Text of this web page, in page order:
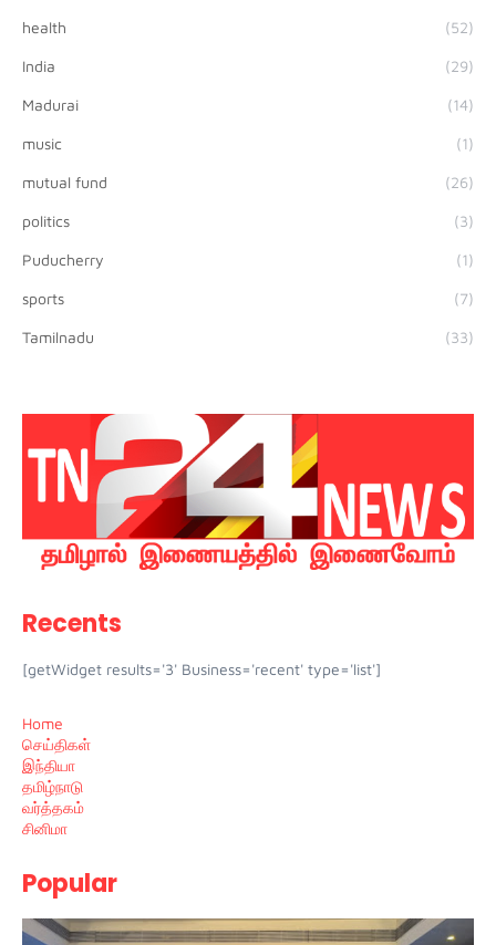
health (52)
India (29)
Madurai (14)
music (1)
mutual fund (26)
politics (3)
Puducherry (1)
sports (7)
Tamilnadu (33)
Recents
[getWidget results='3' Business='recent' type='list']
Home
செய்திகள்
இந்தியா
தமிழ்நாடு
வர்த்தகம்
சினிமா
Popular